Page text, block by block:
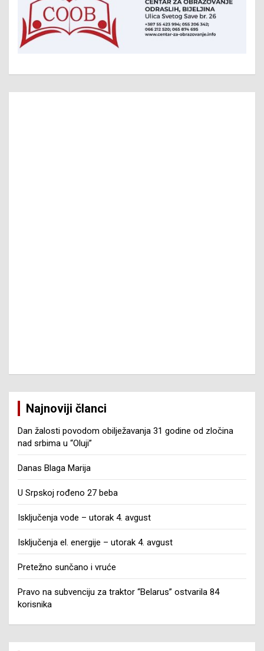
Najnoviji članci
Dan žalosti povodom obilježavanja 31 godine od zločina
nad srbima u “Oluji”
Danas Blaga Marija
U Srpskoj rođeno 27 beba
Isključenja vode – utorak 4. avgust
Isključenja el. energije – utorak 4. avgust
Pretežno sunčano i vruće
Pravo na subvenciju za traktor “Belarus” ostvarila 84
korisnika